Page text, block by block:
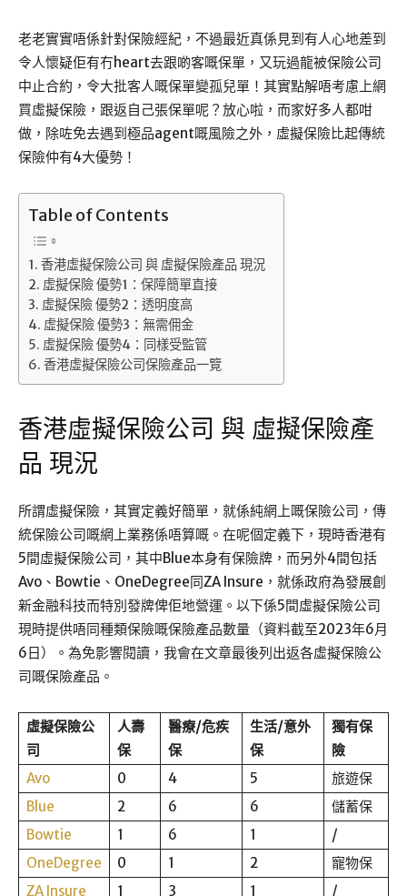
老老實實唔係針對保險經紀，不過最近真係見到有人心地差到
令人懷疑佢有冇heart去跟啲客嘅保單，又玩過龍被保險公司
中止合約，令大批客人嘅保單變孤兒單！其實點解唔考慮上網
買虛擬保險，跟返自己張保單呢？放心啦，而家好多人都咁
做，除咗免去遇到極品agent嘅風險之外，虛擬保險比起傳統
保險仲有4大優勢！
Table of Contents
香港虛擬保險公司 與 虛擬保險產品 現況
虛擬保險 優勢1：保障簡單直接
虛擬保險 優勢2：透明度高
虛擬保險 優勢3：無需佣金
虛擬保險 優勢4：同樣受監管
香港虛擬保險公司保險產品一覽
香港虛擬保險公司 與 虛擬保險產
品 現況
所謂虛擬保險，其實定義好簡單，就係純網上嘅保險公司，傳
統保險公司嘅網上業務係唔算嘅。在呢個定義下，現時香港有
5間虛擬保險公司，其中Blue本身有保險牌，而另外4間包括
Avo、Bowtie、OneDegree同ZA Insure，就係政府為發展創
新金融科技而特別發牌俾佢地營運。以下係5間虛擬保險公司
現時提供唔同種類保險嘅保險產品數量（資料截至2023年6月
6日）。為免影響閱讀，我會在文章最後列出返各虛擬保險公
司嘅保險產品。
虛擬保險公
司
人壽
保
醫療/危疾
保
生活/意外
保
獨有保
險
Avo
0 4 5
旅遊保
Blue
2 6 6
儲蓄保
Bowtie
1 6 1
/
OneDegree
0 1 2
寵物保
ZA Insure
1 3 1 /